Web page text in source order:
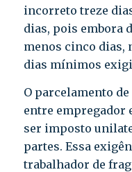
incorreto treze
dias, pois embora
menos cinco dias,
dias mínimos
O parcelamento
entre empregador
ser imposto
partes. Essa
trabalhador de